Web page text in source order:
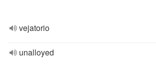
vejatorio
unalloyed